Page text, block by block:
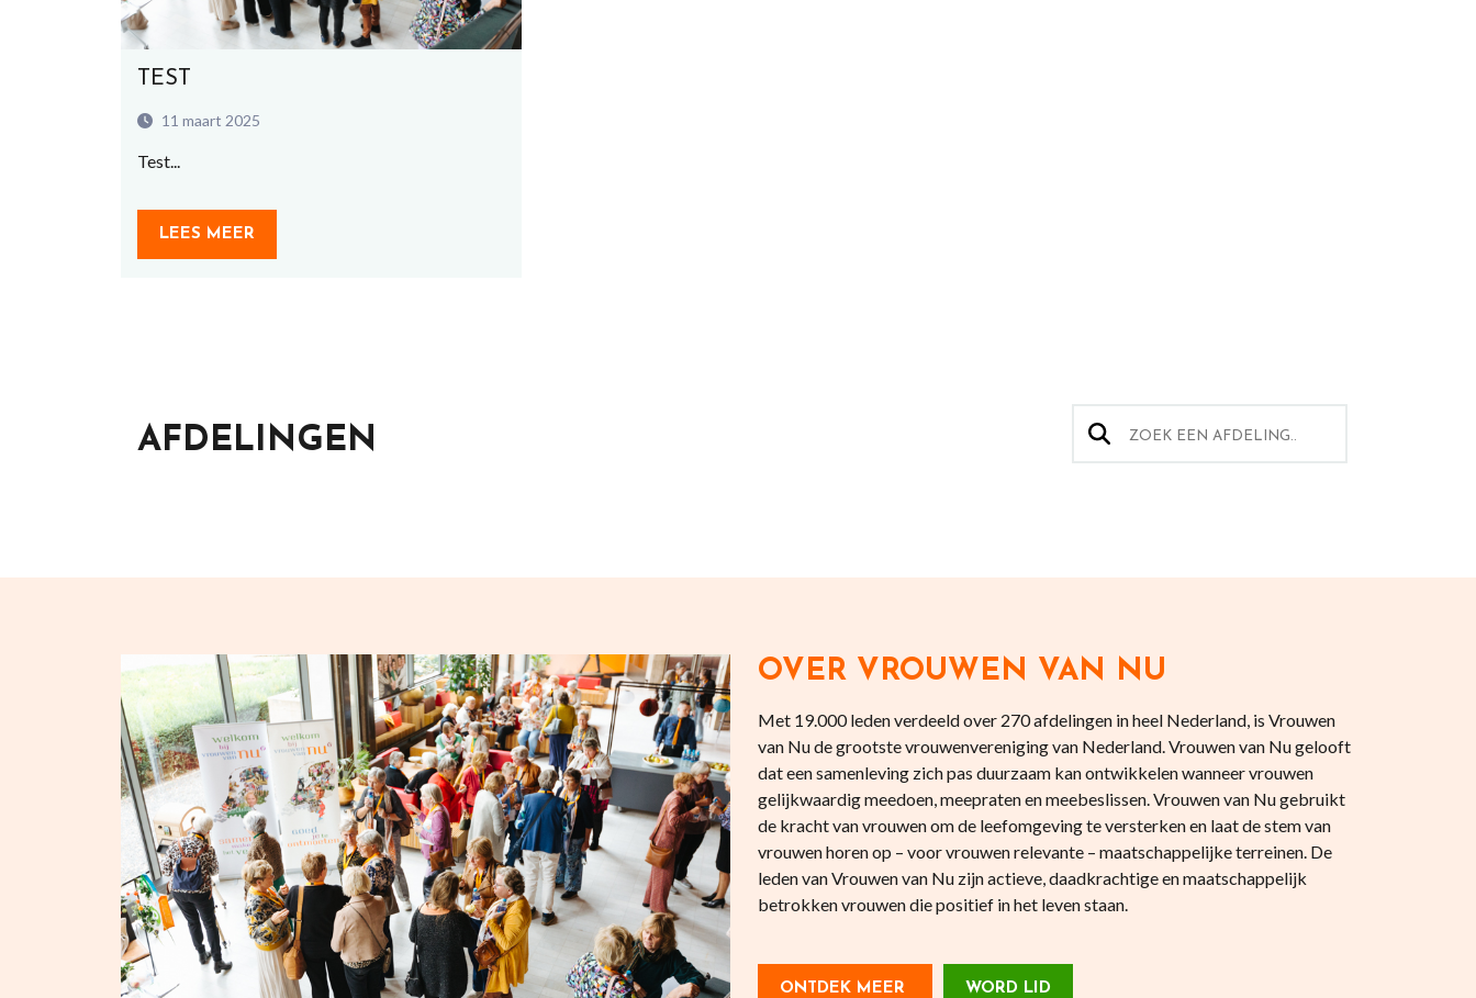
TEST
11 maart 2025
Test...
LEES MEER
AFDELINGEN
OVER VROUWEN VAN NU
Met 19.000 leden verdeeld over 270 afdelingen in heel Nederland, is Vrouwen
van Nu de grootste vrouwenvereniging van Nederland. Vrouwen van Nu gelooft
dat een samenleving zich pas duurzaam kan ontwikkelen wanneer vrouwen
gelijkwaardig meedoen, meepraten en meebeslissen. Vrouwen van Nu gebruikt
de kracht van vrouwen om de leefomgeving te versterken en laat de stem van
vrouwen horen op – voor vrouwen relevante – maatschappelijke terreinen. De
leden van Vrouwen van Nu zijn actieve, daadkrachtige en maatschappelijk
betrokken vrouwen die positief in het leven staan.
ONTDEK MEER WORD LID